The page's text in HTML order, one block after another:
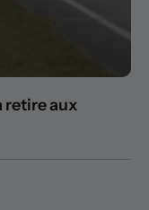
retire aux